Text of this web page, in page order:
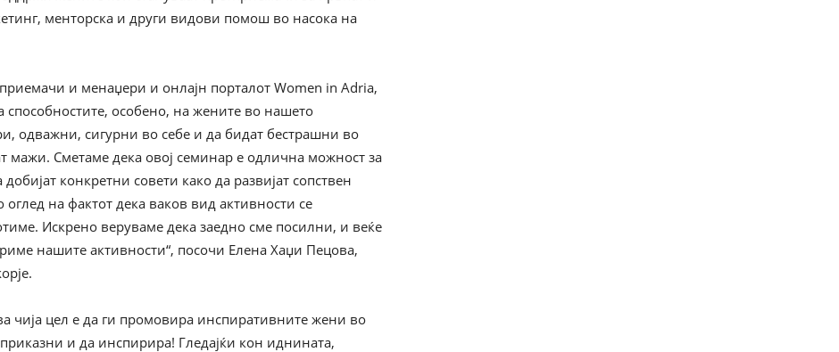
менторска и други видови помош во насока на
и менаџери и онлајн порталот Women in Adria,
особено, на жените во нашето
одважни, сигурни во себе и да бидат бестрашни во
мажи. Сметаме дека овој семинар е одлична можност за
конкретни совети како да развијат сопствен
оглед на фактот дека ваков вид активности се
Искрено веруваме дека заедно сме посилни, и веќе
нашите активности“, посочи Елена Хаџи Пецова,
чија цел е да ги промовира инспиративните жени во
и да инспирира! Гледајќи кон иднината,